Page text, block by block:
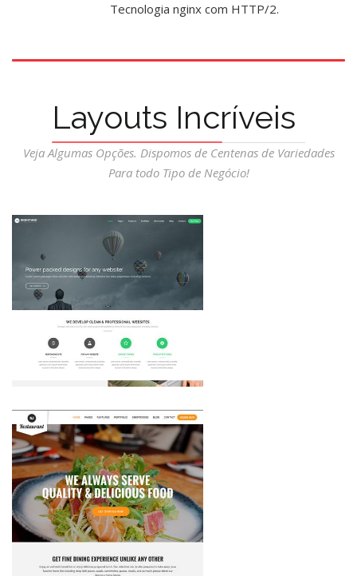
Tecnologia nginx com HTTP/2.
Layouts Incríveis
Veja Algumas Opções. Dispomos de Centenas de Variedades
Para todo Tipo de Negócio!